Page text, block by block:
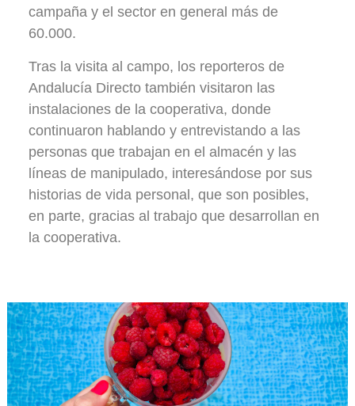
campaña y el sector en general más de
60.000.
Tras la visita al campo, los reporteros de
Andalucía Directo también visitaron las
instalaciones de la cooperativa, donde
continuaron hablando y entrevistando a las
personas que trabajan en el almacén y las
líneas de manipulado, interesándose por sus
historias de vida personal, que son posibles,
en parte, gracias al trabajo que desarrollan en
la cooperativa.